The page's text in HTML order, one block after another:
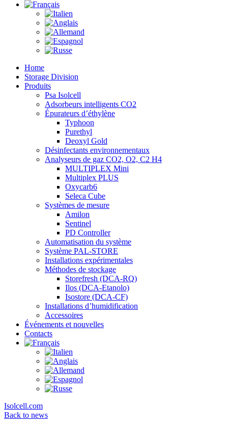
Home
Storage Division
Produits
Psa Isolcell
Adsorbeurs intelligents CO2
Épurateurs d’éthylène
Typhoon
Purethyl
Deoxyl Gold
Désinfectants environnementaux
Analyseurs de gaz CO2, O2, C2 H4
MULTIPLEX Mini
Multiplex PLUS
Oxycarb6
Seleca Cube
Systèmes de mesure
Amilon
Sentinel
PD Controller
Automatisation du système
Système PAL-STORE
Installations expérimentales
Méthodes de stockage
Storefresh (DCA-RQ)
Ilos (DCA-Etanolo)
Isostore (DCA-CF)
Installations d’humidification
Accessoires
Événements et nouvelles
Contacts
Isolcell.com
Back to news